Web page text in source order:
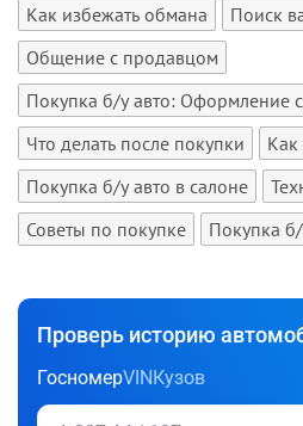
Как избежать обмана
Поиск
Общение с продавцом
Покупка б/у авто: Оформление
Что делать после покупки
Как
Покупка б/у авто в салоне
Советы по покупке
Покупка б/
Проверь историю
ГосномерVINКузов